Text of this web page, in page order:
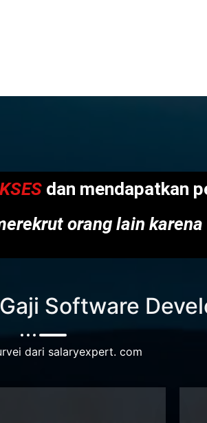
dan mendapatkan
orang lain
Software
dari salaryexpert. com